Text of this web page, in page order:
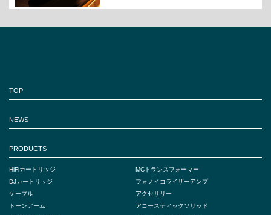
TOP
NEWS
PRODUCTS
HiFiカートリッジ
DJカートリッジ
ケーブル
トーンアーム
MCトランスフォーマー
フォノイコライザーアンプ
アクセサリー
アコースティックソリッド